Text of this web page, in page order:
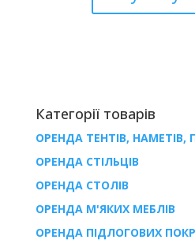
Категорії товарів
ОРЕНДА ТЕНТІВ, НАМЕТІВ,
ОРЕНДА СТІЛЬЦІВ
ОРЕНДА СТОЛІВ
ОРЕНДА М'ЯКИХ МЕБЛІВ
ОРЕНДА ПІДЛОГОВИХ